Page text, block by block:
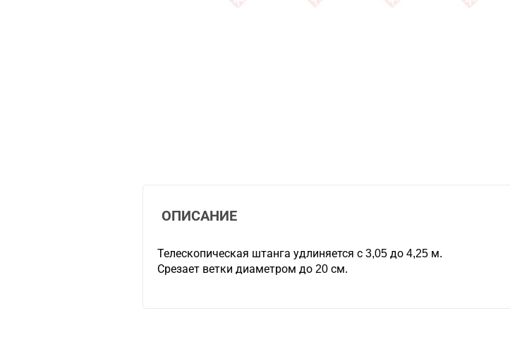
ОПИСАНИЕ
Телескопическая штанга удлиняется с 3,05 до 4,25 м.
Срезает ветки диаметром до 20 см.